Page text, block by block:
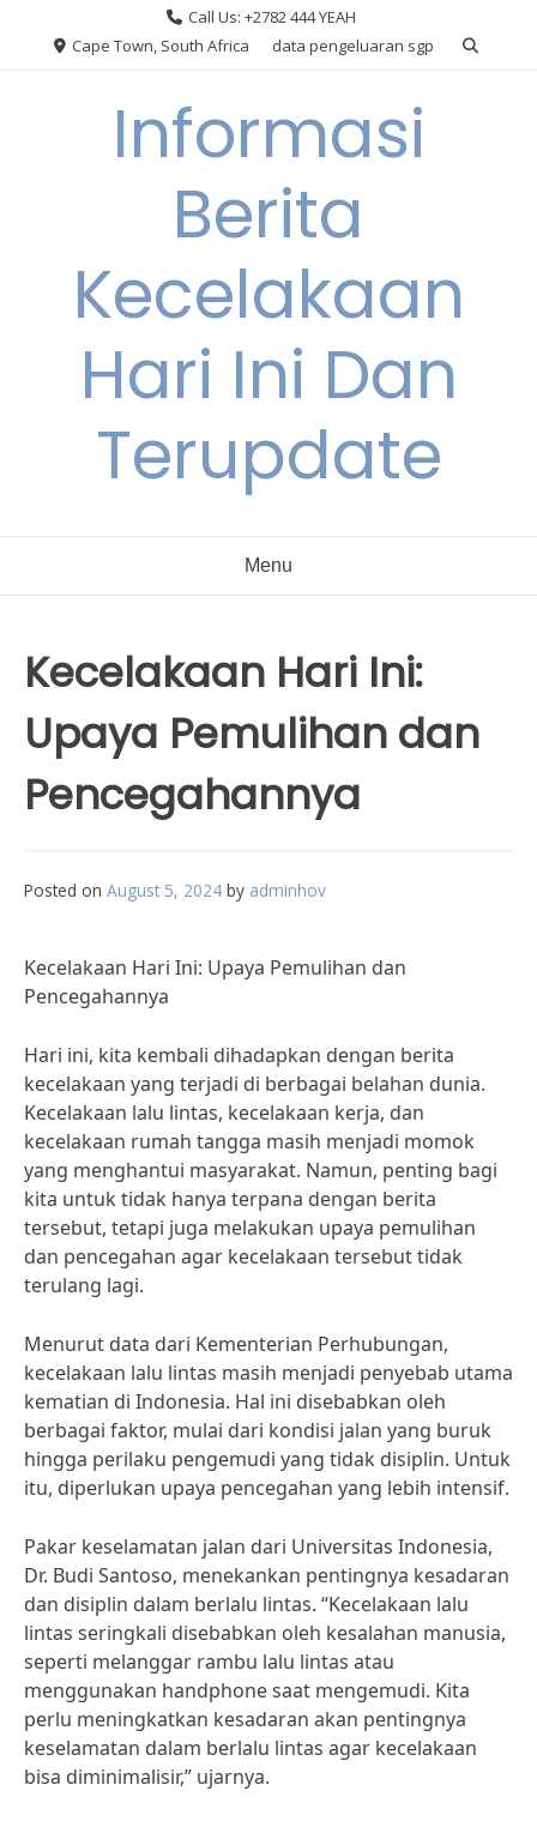
Call Us: +2782 444 YEAH
Cape Town, South Africa
data pengeluaran sgp
Informasi
Berita
Kecelakaan
Hari Ini Dan
Terupdate
Menu
Kecelakaan Hari Ini:
Upaya Pemulihan dan
Pencegahannya
Posted on August 5, 2024 by adminhov
Kecelakaan Hari Ini: Upaya Pemulihan dan
Pencegahannya
Hari ini, kita kembali dihadapkan dengan berita
kecelakaan yang terjadi di berbagai belahan dunia.
Kecelakaan lalu lintas, kecelakaan kerja, dan
kecelakaan rumah tangga masih menjadi momok
yang menghantui masyarakat. Namun, penting bagi
kita untuk tidak hanya terpana dengan berita
tersebut, tetapi juga melakukan upaya pemulihan
dan pencegahan agar kecelakaan tersebut tidak
terulang lagi.
Menurut data dari Kementerian Perhubungan,
kecelakaan lalu lintas masih menjadi penyebab utama
kematian di Indonesia. Hal ini disebabkan oleh
berbagai faktor, mulai dari kondisi jalan yang buruk
hingga perilaku pengemudi yang tidak disiplin. Untuk
itu, diperlukan upaya pencegahan yang lebih intensif.
Pakar keselamatan jalan dari Universitas Indonesia,
Dr. Budi Santoso, menekankan pentingnya kesadaran
dan disiplin dalam berlalu lintas. “Kecelakaan lalu
lintas seringkali disebabkan oleh kesalahan manusia,
seperti melanggar rambu lalu lintas atau
menggunakan handphone saat mengemudi. Kita
perlu meningkatkan kesadaran akan pentingnya
keselamatan dalam berlalu lintas agar kecelakaan
bisa diminimalisir,” ujarnya.